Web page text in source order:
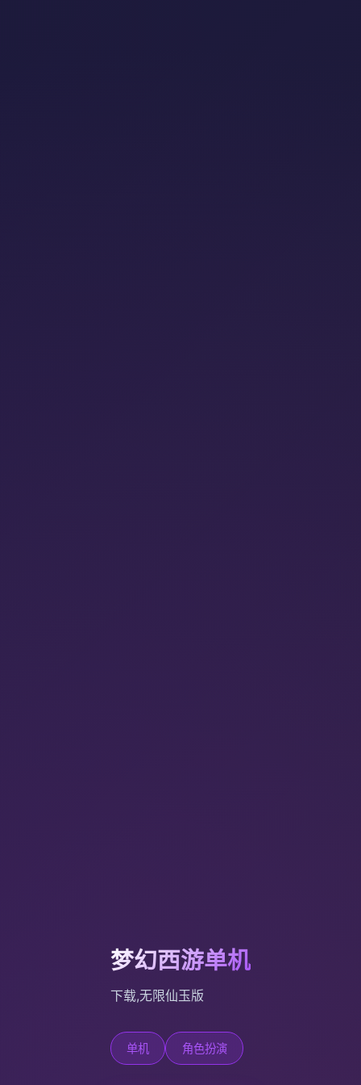
梦幻西游单机
下载,无限仙玉版
单机 角色扮演